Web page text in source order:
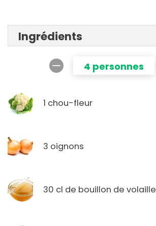
Ingrédients
4 personnes
1 chou-fleur
3 oignons
30 cl de bouillon de volaille